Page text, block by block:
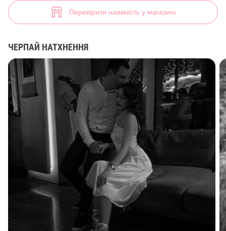
Перевірити наявність у магазині
ЧЕРПАЙ НАТХНЕННЯ
Cарафан у стилі бохо (арт. 35873) ♡ інтернет-магазин Gepur